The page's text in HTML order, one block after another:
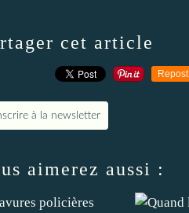
cet article
Repost
à la newsletter
aimerez aussi :